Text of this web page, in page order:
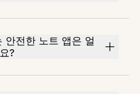
안전한 노트 앱은 얼
?